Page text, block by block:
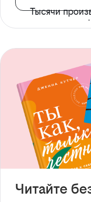
Тысячи
с доступом
Читайте